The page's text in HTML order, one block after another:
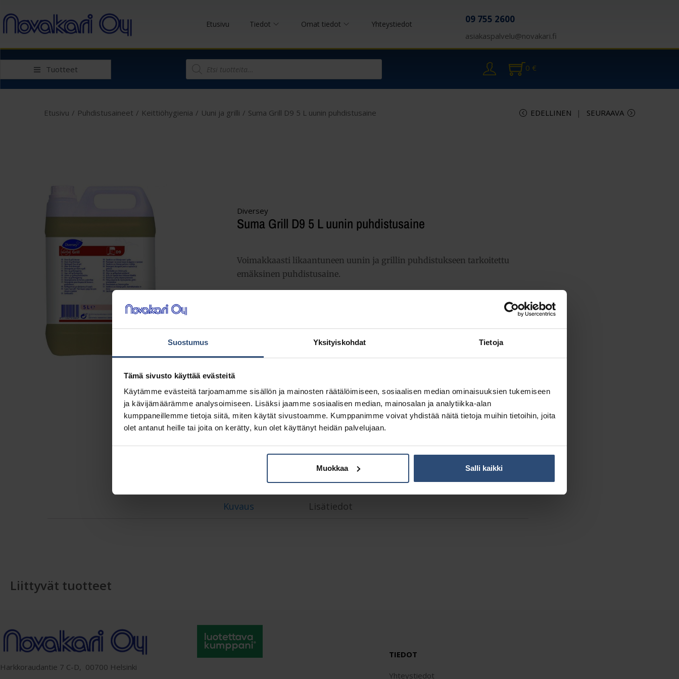
Suostumus Yksityiskohdat Tietoja
Tämä sivusto käyttää evästeitä
Käytämme evästeitä tarjoamamme sisällön ja mainosten räätälöimiseen, sosiaalisen median ominaisuuksien tukemiseen
ja kävijämäärämme analysoimiseen. Lisäksi jaamme sosiaalisen median, mainosalan ja analytiikka-alan
kumppaneillemme tietoja siitä, miten käytät sivustoamme. Kumppanimme voivat yhdistää näitä tietoja muihin tietoihin, joita
olet antanut heille tai joita on kerätty, kun olet käyttänyt heidän palvelujaan.
Muokkaa Salli kaikki
Etusivu Tiedot Omat tiedot Yhteystiedot 09 755 2600
asiakaspalvelu@novakari.fi
Tuotteet 0 €
Etusivu / Puhdistusaineet / Keittiöhygienia / Uuni ja grilli / Suma Grill D9 5 L uunin puhdistusaine EDELLINEN SEURAAVA
Diversey
Suma Grill D9 5 L uunin puhdistusaine
Voimakkaasti likaantuneen uunin ja grillin puhdistukseen tarkoitettu
emäksinen puhdistusaine.
Täydessä laatikossa 2 ast (143,22 € / ltk)
Tuotetunnus (SKU):
7010157
Osasto: Uuni ja grilli
Toimitusluokka: VAK – Vaarallisten aineiden kuljetus
Kuvaus Lisätiedot
Liittyvät tuotteet
Harkkoraudantie 7 C-D, 00700 Helsinki
TIEDOT
Yhteystiedot